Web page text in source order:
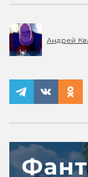
Андрей